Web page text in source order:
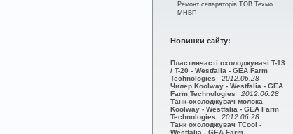
Ремонт сепараторів ТОВ Техмо
МНВП
Новинки сайту:
Пластинчасті охолоджувачі T-13
/ T-20 - Westfalia - GEA Farm
Technologies
2012.06.28
Чилер Koolway - Westfalia - GEA
Farm Technologies
2012.06.28
Танк-охолоджувач молока
Koolway - Westfalia - GEA Farm
Technologies
2012.06.28
Танк охолоджувач TCool -
Westfalia - GEA Farm